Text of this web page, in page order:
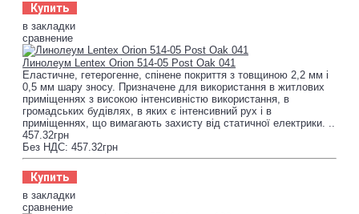
Купить
в закладки
сравнение
Линолеум Lentex Orion 514-05 Post Oak 041
Еластичне, гетерогенне, спінене покриття з товщиною 2,2 мм і
0,5 мм шару зносу. Призначене для використання в житлових
приміщеннях з високою інтенсивністю використання, в
громадських будівлях, в яких є інтенсивний рух і в
приміщеннях, що вимагають захисту від статичної електрики. ..
457.32грн
Без НДС: 457.32грн
Купить
в закладки
сравнение